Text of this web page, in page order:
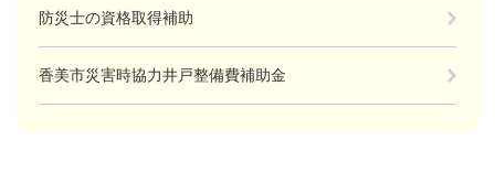
防災士の資格取得補助
香美市災害時協力井戸整備費補助金